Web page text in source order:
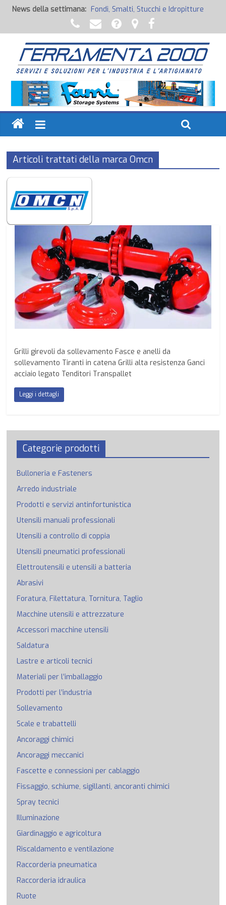
News della settimana: Fondi, Smalti, Stucchi e Idropitture
Potenza Inaspettata
Raccorderia pneumatica
Attrezzature professionali a batteria
Ancoraggi chimici
Articoli trattati della marca Omcn
Grilli girevoli da sollevamento Fasce e anelli da
sollevamento Tiranti in catena Grilli alta resistenza Ganci
acciaio legato Tenditori Transpallet
Leggi i dettagli
Categorie prodotti
Bulloneria e Fasteners
Arredo industriale
Prodotti e servizi antinfortunistica
Utensili manuali professionali
Utensili a controllo di coppia
Utensili pneumatici professionali
Elettroutensili e utensili a batteria
Abrasivi
Foratura, Filettatura, Tornitura, Taglio
Macchine utensili e attrezzature
Accessori macchine utensili
Saldatura
Lastre e articoli tecnici
Materiali per l’imballaggio
Prodotti per l’industria
Sollevamento
Scale e trabattelli
Ancoraggi chimici
Ancoraggi meccanici
Fascette e connessioni per cablaggio
Fissaggio, schiume, sigillanti, ancoranti chimici
Spray tecnici
Illuminazione
Giardinaggio e agricoltura
Riscaldamento e ventilazione
Raccorderia pneumatica
Raccorderia idraulica
Ruote